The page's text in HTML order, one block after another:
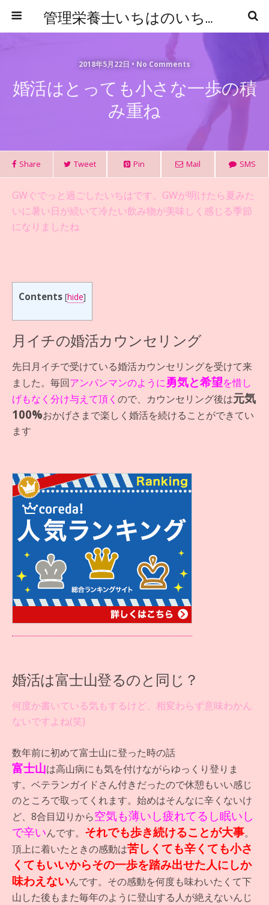
管理栄養士いちはのいちからはじめる食事管理
2018年5月22日 • No Comments
婚活はとっても小さな一歩の積
み重ね
Share Tweet Pin Mail SMS
GWぐでっと過ごしたいちはです。GWが明けたら夏みた
いに暑い日が続いて冷たい飲み物が美味しく感じる季節
になりましたね
Contents [hide]
月イチの婚活カウンセリング
先日月イチで受けている婚活カウンセリングを受けて来
ました。毎回アンパンマンのように勇気と希望を惜し
げもなく分け与えて頂く ので、カウンセリング後は元気
100%おかげさまで楽しく婚活を続けることができてい
ます
婚活は富士山登るのと同じ？
何度か書いている気もするけど、相変わらず意味わかん
ないですよね(笑)
数年前に初めて富士山に登った時の話
富士山は高山病にも気を付けながらゆっくり登りま
す。ベテランガイドさん付きだったので休憩もいい感じ
のところで取ってくれます。始めはそんなに辛くないけ
ど、8合目辺りから空気も薄いし疲れてるし眠いし
で辛いんです。 それでも歩き続けることが大事。
頂上に着いたときの感動は苦しくても辛くても小さ
くてもいいからその一歩を踏み出せた人にしか
味わえないんです。その感動を何度も味わいたくて下
山した後もまた毎年のように登山する人が絶えないんじ